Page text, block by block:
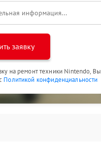
заявку
на ремонт техники Nintendo, Вы
Политикой конфиденциальности